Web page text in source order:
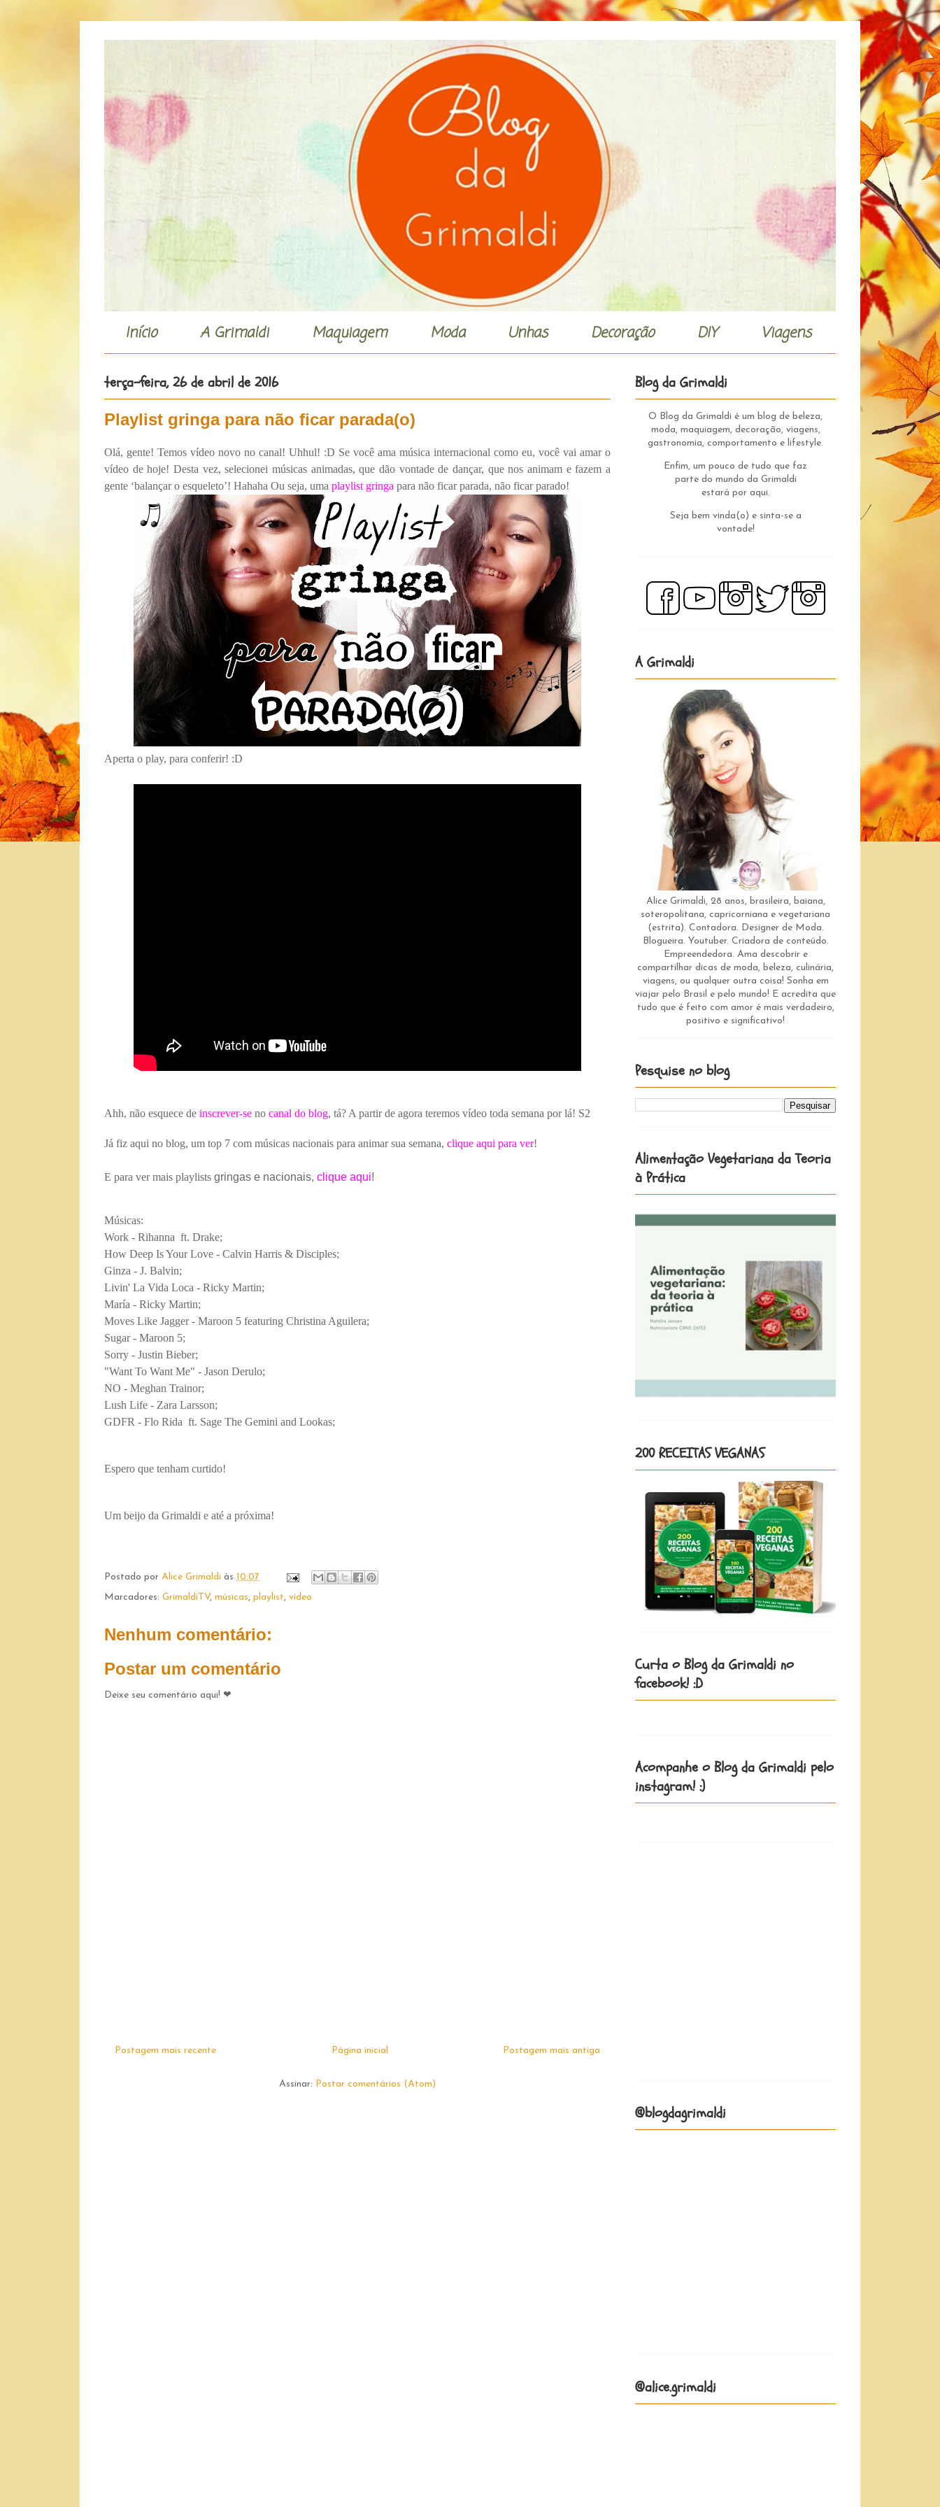
Início A Grimaldi Maquiagem Moda Unhas Decoração DIY Viagens
terça-feira, 26 de abril de 2016
Playlist gringa para não ficar parada(o)
Olá, gente! Temos vídeo novo no canal! Uhhul! :D Se você ama música internacional como eu, você vai amar o
vídeo de hoje! Desta vez, selecionei músicas animadas, que dão vontade de dançar, que nos animam e fazem a
gente ‘balançar o esqueleto’! Hahaha Ou seja, uma playlist gringa para não ficar parada, não ficar parado!
Aperta o play, para conferir! :D
Ahh, não esquece de inscrever-se no canal do blog, tá? A partir de agora teremos vídeo toda semana por lá! S2
Já fiz aqui no blog, um top 7 com músicas nacionais para animar sua semana, clique aqui para ver!
E para ver mais playlists gringas e nacionais, clique aqui!
Músicas:
Work - Rihanna ft. Drake;
How Deep Is Your Love - Calvin Harris & Disciples;
Ginza - J. Balvin;
Livin' La Vida Loca - Ricky Martin;
María - Ricky Martin;
Moves Like Jagger - Maroon 5 featuring Christina Aguilera;
Sugar - Maroon 5;
Sorry - Justin Bieber;
"Want To Want Me" - Jason Derulo;
NO - Meghan Trainor;
Lush Life - Zara Larsson;
GDFR - Flo Rida ft. Sage The Gemini and Lookas;
Espero que tenham curtido!
Um beijo da Grimaldi e até a próxima!
Postado por Alice Grimaldi às 10:07
Marcadores: GrimaldiTV, músicas, playlist, vídeo
Nenhum comentário:
Postar um comentário
Deixe seu comentário aqui! ❤
Postagem mais recente Postagem mais antiga
Página inicial
Assinar: Postar comentários (Atom)
Blog da Grimaldi
O Blog da Grimaldi é um blog de beleza,
moda, maquiagem, decoração, viagens,
gastronomia, comportamento e lifestyle.
Enfim, um pouco de tudo que faz
parte do mundo da Grimaldi
estará por aqui.
Seja bem vinda(o) e sinta-se a
vontade!
A Grimaldi
Alice Grimaldi, 28 anos, brasileira, baiana,
soteropolitana, capricorniana e vegetariana
(estrita). Contadora. Designer de Moda.
Blogueira. Youtuber. Criadora de conteúdo.
Empreendedora. Ama descobrir e
compartilhar dicas de moda, beleza, culinária,
viagens, ou qualquer outra coisa! Sonha em
viajar pelo Brasil e pelo mundo! E acredita que
tudo que é feito com amor é mais verdadeiro,
positivo e significativo!
Pesquise no blog
Alimentação Vegetariana da Teoria
à Prática
200 RECEITAS VEGANAS
Curta o Blog da Grimaldi no
facebook! :D
Acompanhe o Blog da Grimaldi pelo
instagram! :)
@blogdagrimaldi
@alice.grimaldi